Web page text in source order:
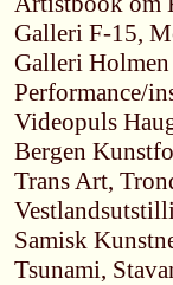
Galleri F-15,
Galleri
Performance/
Videopuls
Bergen
Trans Art,
Samisk
Tsunami,